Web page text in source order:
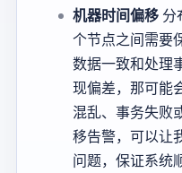
机器时间偏移分
个节点之间需要
数据一致和处理
现偏差，那可能
混乱、事务失败
移告警，可以让
问题，保证系统